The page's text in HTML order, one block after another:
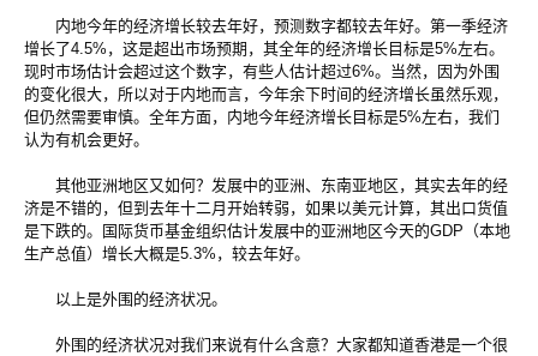
内地今年的经济增长较去年好，预测数字都较去年好。第一季经济
增长了4.5%，这是超出市场预期，其全年的经济增长目标是5%左右。
现时市场估计会超过这个数字，有些人估计超过6%。当然，因为外围
的变化很大，所以对于内地而言，今年余下时间的经济增长虽然乐观，
但仍然需要审慎。全年方面，内地今年经济增长目标是5%左右，我们
认为有机会更好。
其他亚洲地区又如何？发展中的亚洲、东南亚地区，其实去年的经
济是不错的，但到去年十二月开始转弱，如果以美元计算，其出口货值
是下跌的。国际货币基金组织估计发展中的亚洲地区今天的GDP（本地
生产总值）增长大概是5.3%，较去年好。
以上是外围的经济状况。
外围的经济状况对我们来说有什么含意？大家都知道香港是一个很